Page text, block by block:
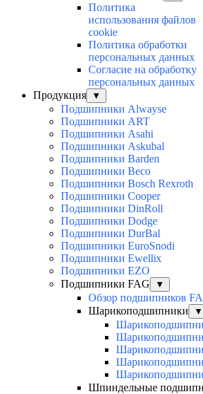
Политика
использования файлов
cookie
Политика обработки
персональных данных
Согласие на обработку
персональных данных
Продукция
▼
Подшипники Alwayse
Подшипники ART
Подшипники Asahi
Подшипники Askubal
Подшипники Barden
Подшипники Beco
Подшипники Bosch Rexroth
Подшипники Cooper
Подшипники DinRoll
Подшипники Dodge
Подшипники DurBal
Подшипники EuroSnodi
Подшипники Ewellix
Подшипники EZO
Подшипники FAG
▼
Обзор подшипников
Шарикоподшипники
▼
Шпиндельные